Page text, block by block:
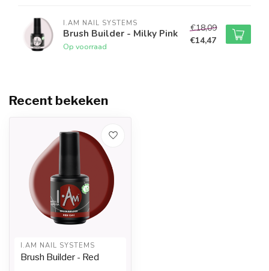
I.AM NAIL SYSTEMS
Brush Builder - Milky Pink
Op voorraad
€18,09
€14,47
Recent bekeken
I.AM NAIL SYSTEMS
Brush Builder - Red